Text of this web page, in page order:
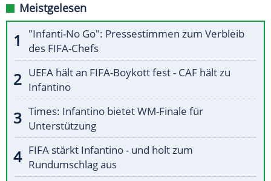
Meistgelesen
"Infanti-No Go": Pressestimmen zum Verbleib
des FIFA-Chefs
UEFA hält an FIFA-Boykott fest - CAF hält zu
Infantino
Times: Infantino bietet WM-Finale für
Unterstützung
FIFA stärkt Infantino - und holt zum
Rundumschlag aus